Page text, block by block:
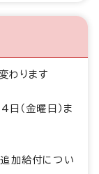
わります
（金曜日）ま
加給付につい